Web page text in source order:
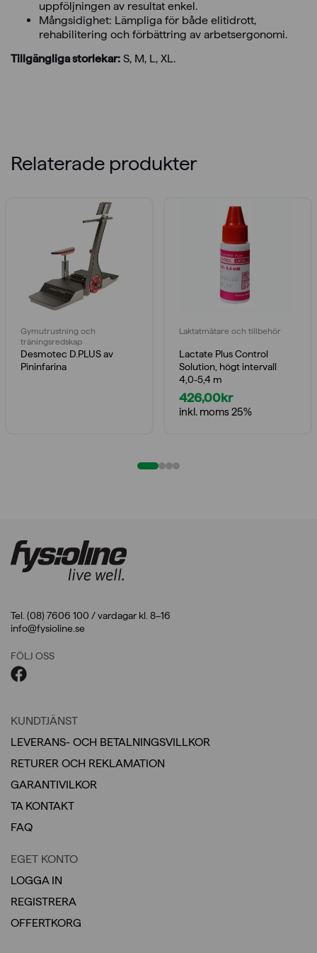
uppföljningen av resultat enkel.
Mångsidighet: Lämpliga för både elitidrott,
rehabilitering och förbättring av arbetsergonomi.
Tillgängliga storlekar: S, M, L, XL.
Relaterade produkter
Gymutrustning och
träningsredskap
Desmotec D.PLUS av
Pininfarina
Laktatmätare och tillbehör
Lactate Plus Control
Solution, högt intervall
4,0-5,4 m
426,00kr
inkl. moms 25%
Tel. (08) 7606 100 / vardagar kl. 8–16
info@fysioline.se
FÖLJ OSS
KUNDTJÄNST
LEVERANS- OCH BETALNINGSVILLKOR
RETURER OCH REKLAMATION
GARANTIVILKOR
TA KONTAKT
FAQ
EGET KONTO
LOGGA IN
REGISTRERA
OFFERTKORG